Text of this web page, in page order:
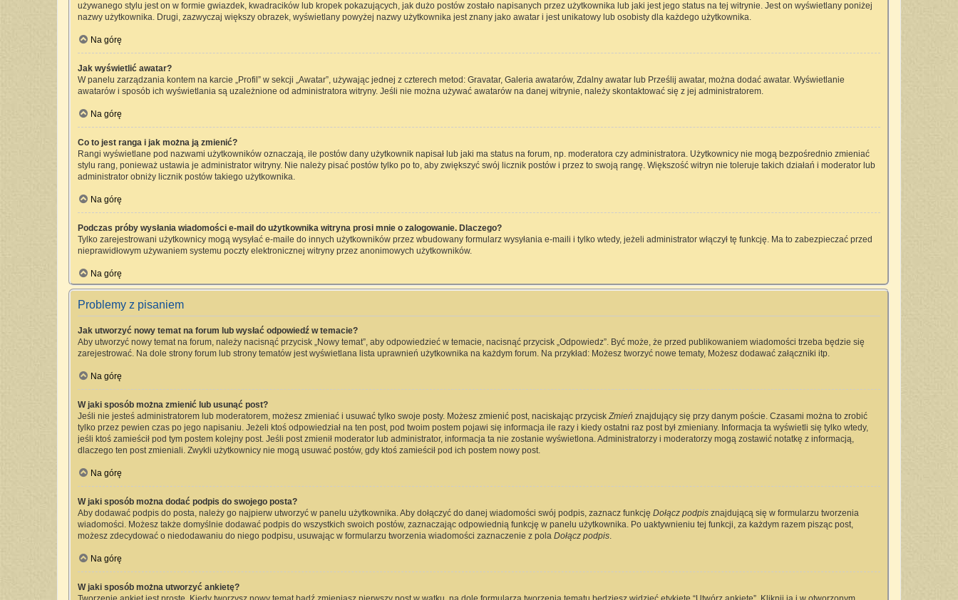
używanego stylu jest on w formie gwiazdek, kwadracików lub kropek pokazujących, jak dużo postów zostało napisanych przez użytkownika lub jaki jest jego status na tej witrynie. Jest on wyświetlany poniżej
nazwy użytkownika. Drugi, zazwyczaj większy obrazek, wyświetlany powyżej nazwy użytkownika jest znany jako awatar i jest unikatowy lub osobisty dla każdego użytkownika.
Na górę
Jak wyświetlić awatar?
W panelu zarządzania kontem na karcie „Profil” w sekcji „Awatar”, używając jednej z czterech metod: Gravatar, Galeria awatarów, Zdalny awatar lub Prześlij awatar, można dodać awatar. Wyświetlanie
awatarów i sposób ich wyświetlania są uzależnione od administratora witryny. Jeśli nie można używać awatarów na danej witrynie, należy skontaktować się z jej administratorem.
Na górę
Co to jest ranga i jak można ją zmienić?
Rangi wyświetlane pod nazwami użytkowników oznaczają, ile postów dany użytkownik napisał lub jaki ma status na forum, np. moderatora czy administratora. Użytkownicy nie mogą bezpośrednio zmieniać
stylu rang, ponieważ ustawia je administrator witryny. Nie należy pisać postów tylko po to, aby zwiększyć swój licznik postów i przez to swoją rangę. Większość witryn nie toleruje takich działań i moderator lub
administrator obniży licznik postów takiego użytkownika.
Na górę
Podczas próby wysłania wiadomości e-mail do użytkownika witryna prosi mnie o zalogowanie. Dlaczego?
Tylko zarejestrowani użytkownicy mogą wysyłać e-maile do innych użytkowników przez wbudowany formularz wysyłania e-maili i tylko wtedy, jeżeli administrator włączył tę funkcję. Ma to zabezpieczać przed
nieprawidłowym używaniem systemu poczty elektronicznej witryny przez anonimowych użytkowników.
Na górę
Problemy z pisaniem
Jak utworzyć nowy temat na forum lub wysłać odpowiedź w temacie?
Aby utworzyć nowy temat na forum, należy nacisnąć przycisk „Nowy temat”, aby odpowiedzieć w temacie, nacisnąć przycisk „Odpowiedz”. Być może, że przed publikowaniem wiadomości trzeba będzie się
zarejestrować. Na dole strony forum lub strony tematów jest wyświetlana lista uprawnień użytkownika na każdym forum. Na przykład: Możesz tworzyć nowe tematy, Możesz dodawać załączniki itp.
Na górę
W jaki sposób można zmienić lub usunąć post?
Jeśli nie jesteś administratorem lub moderatorem, możesz zmieniać i usuwać tylko swoje posty. Możesz zmienić post, naciskając przyciskZmień znajdujący się przy danym poście. Czasami można to zrobić
tylko przez pewien czas po jego napisaniu. Jeżeli ktoś odpowiedział na ten post, pod twoim postem pojawi się informacja ile razy i kiedy ostatni raz post był zmieniany. Informacja ta wyświetli się tylko wtedy,
jeśli ktoś zamieścił pod tym postem kolejny post. Jeśli post zmienił moderator lub administrator, informacja ta nie zostanie wyświetlona. Administratorzy i moderatorzy mogą zostawić notatkę z informacją,
dlaczego ten post zmieniali. Zwykli użytkownicy nie mogą usuwać postów, gdy ktoś zamieścił pod ich postem nowy post.
Na górę
W jaki sposób można dodać podpis do swojego posta?
Aby dodawać podpis do posta, należy go najpierw utworzyć w panelu użytkownika. Aby dołączyć do danej wiadomości swój podpis, zaznacz funkcję Dołącz podpis znajdującą się w formularzu tworzenia
wiadomości. Możesz także domyślnie dodawać podpis do wszystkich swoich postów, zaznaczając odpowiednią funkcję w panelu użytkownika. Po uaktywnieniu tej funkcji, za każdym razem pisząc post,
możesz zdecydować o niedodawaniu do niego podpisu, usuwając w formularzu tworzenia wiadomości zaznaczenie z pola Dołącz podpis.
Na górę
W jaki sposób można utworzyć ankietę?